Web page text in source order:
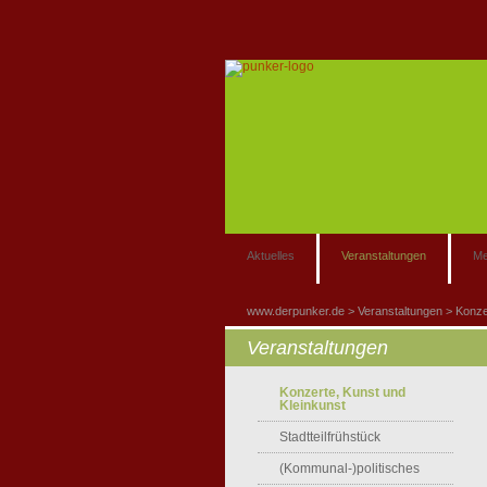
Aktuelles Veranstaltungen
www.derpunker.de Veranstaltungen
Veranstaltungen
Konzerte, Kunst und
Kleinkunst
Stadtteilfrühstück
(Kommunal-)politisches